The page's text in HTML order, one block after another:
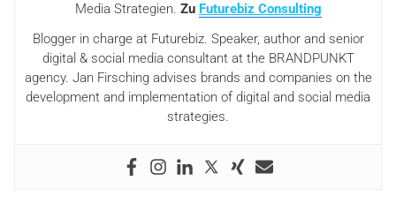
Media Strategien. Zu Futurebiz Consulting
Blogger in charge at Futurebiz. Speaker, author and senior
digital & social media consultant at the BRANDPUNKT
agency. Jan Firsching advises brands and companies on the
development and implementation of digital and social media
strategies.